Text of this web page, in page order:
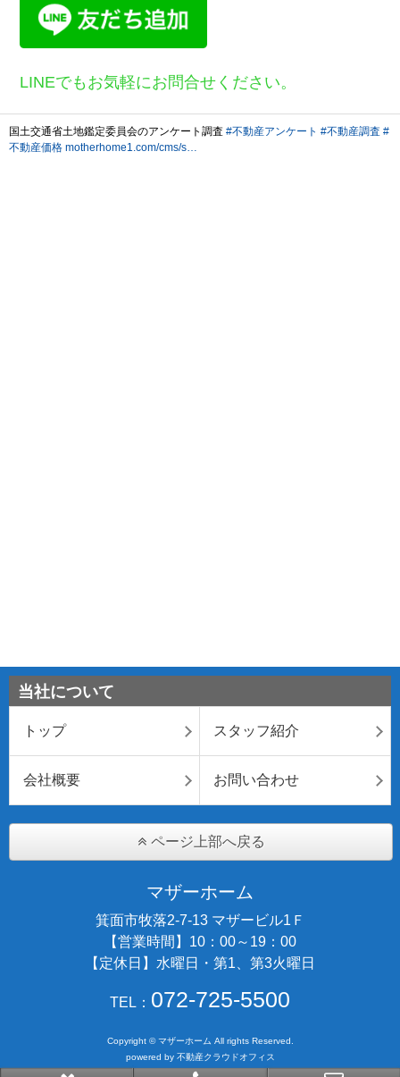
LINEでもお気軽にお問合せください。
当社について
トップ スタッフ紹介
会社概要 お問い合わせ
ページ上部へ戻る
マザーホーム
箕面市牧落2-7-13 マザービル1Ｆ
【営業時間】10：00～19：00
【定休日】水曜日・第1、第3火曜日
TEL： 072-725-5500
Copyright © マザーホーム All rights Reserved.
powered by 不動産クラウドオフィス